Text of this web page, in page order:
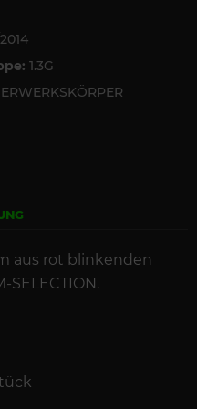
1.3G
aus rot blinkenden